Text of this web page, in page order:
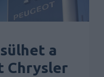
a
Chrysler